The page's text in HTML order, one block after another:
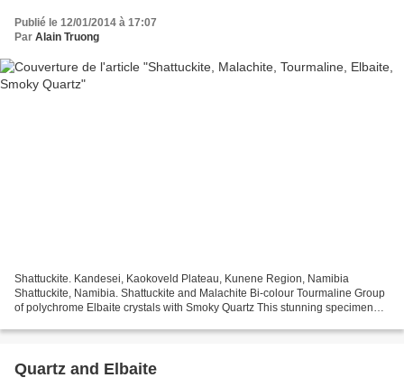
Publié le 12/01/2014 à 17:07
Par Alain Truong
Shattuckite. Kandesei, Kaokoveld Plateau, Kunene Region, Namibia
Shattuckite, Namibia. Shattuckite and Malachite Bi-colour Tourmaline Group
of polychrome Elbaite crystals with Smoky Quartz This stunning specimen
Quartz and Elbaite